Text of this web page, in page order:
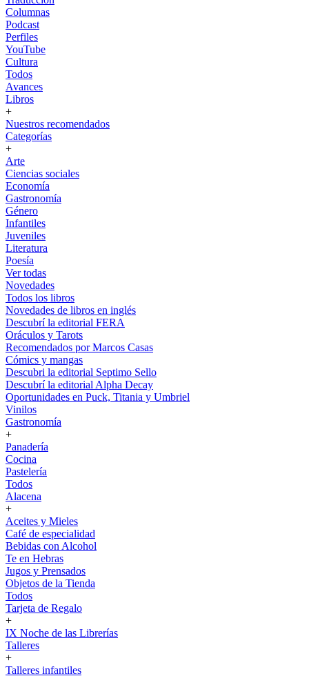
Columnas
Podcast
Perfiles
YouTube
Cultura
Todos
Avances
Libros
+
Nuestros recomendados
Categorías
+
Arte
Ciencias sociales
Economía
Gastronomía
Género
Infantiles
Juveniles
Literatura
Poesía
Ver todas
Novedades
Todos los libros
Novedades de libros en inglés
Descubrí la editorial FERA
Oráculos y Tarots
Recomendados por Marcos Casas
Cómics y mangas
Descubri la editorial Septimo Sello
Descubrí la editorial Alpha Decay
Oportunidades en Puck, Titania y Umbriel
Vinilos
Gastronomía
+
Panadería
Cocina
Pastelería
Todos
Alacena
+
Aceites y Mieles
Café de especialidad
Bebidas con Alcohol
Te en Hebras
Jugos y Prensados
Objetos de la Tienda
Todos
Tarjeta de Regalo
+
IX Noche de las Librerías
Talleres
+
Talleres infantiles